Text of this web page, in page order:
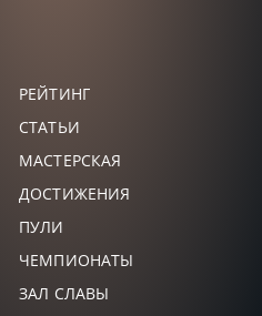
РЕЙТИНГ
СТАТЬИ
МАСТЕРСКАЯ
ДОСТИЖЕНИЯ
ПУЛИ
ЧЕМПИОНАТЫ
ЗАЛ СЛАВЫ